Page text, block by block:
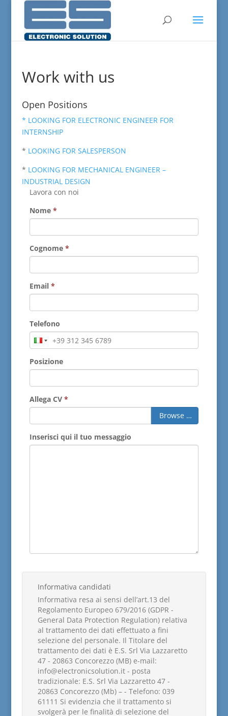
Work with us
Open Positions
* LOOKING FOR ELECTRONIC ENGINEER FOR
INTERNSHIP
* LOOKING FOR SALESPERSON
* LOOKING FOR MECHANICAL ENGINEER –
INDUSTRIAL DESIGN
Lavora con noi
Nome *
Cognome *
Email *
Telefono
Posizione
Allega CV *
Browse …
Inserisci qui il tuo messaggio
Informativa candidati
Informativa resa ai sensi dell’art.13 del
Regolamento Europeo 679/2016 (GDPR -
General Data Protection Regulation) relativa
al trattamento dei dati effettuato a fini
selezione del personale. Il Titolare del
trattamento dei dati è E.S. Srl Via Lazzaretto
47 - 20863 Concorezzo (MB) e-mail:
info@electronicsolution.it - posta
tradizionale: E.S. Srl Via Lazzaretto 47 -
20863 Concorezzo (Mb) – - Telefono: 039
61111 Si evidenzia che il trattamento si
svolgerà per le finalità di selezione del